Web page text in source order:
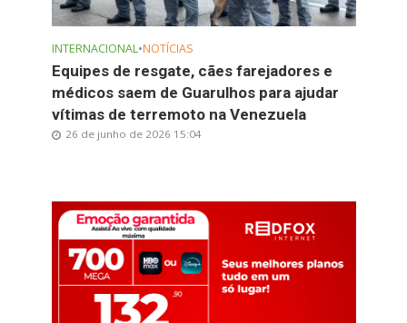
INTERNACIONAL•NOTÍCIAS
Equipes de resgate, cães farejadores e
médicos saem de Guarulhos para ajudar
vítimas de terremoto na Venezuela
26 de junho de 2026 15:04